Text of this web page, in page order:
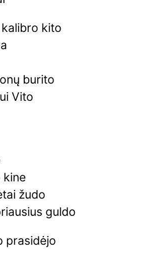
kito
burito
Vito
kine
žudo
guldo
prasidėjo